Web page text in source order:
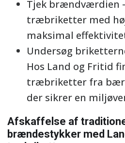
Tjek brændværdien
træbriketter med
maksimal
Undersøg
Hos Land og Fritid
træbriketter fra
der sikrer en
Afskaffelse af
brændestykker med